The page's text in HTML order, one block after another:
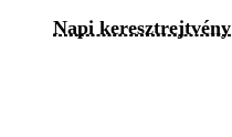
Napi keresztrejtvény